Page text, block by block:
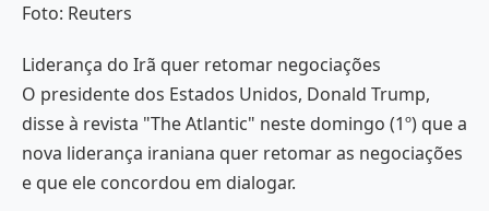
Foto: Reuters
Liderança do Irã quer retomar negociações
O presidente dos Estados Unidos, Donald Trump,
disse à revista "The Atlantic" neste domingo (1º) que a
nova liderança iraniana quer retomar as negociações
e que ele concordou em dialogar.